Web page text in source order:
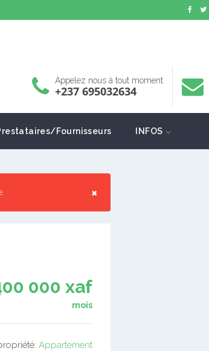
Appelez nous à tout moment
+237 695032634
Fournisseurs INFOS
×
000 xaf
mois
Appartement